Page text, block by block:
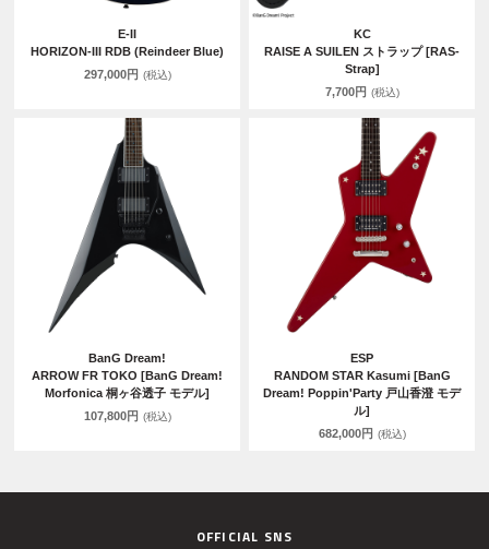
E-II
HORIZON-III RDB (Reindeer Blue)
297,000円 (税込)
KC
RAISE A SUILEN ストラップ [RAS-
Strap]
7,700円 (税込)
BanG Dream!
ARROW FR TOKO [BanG Dream!
Morfonica 桐ヶ谷透子 モデル]
107,800円 (税込)
ESP
RANDOM STAR Kasumi [BanG
Dream! Poppin'Party 戸山香澄 モデ
ル]
682,000円 (税込)
OFFICIAL SNS